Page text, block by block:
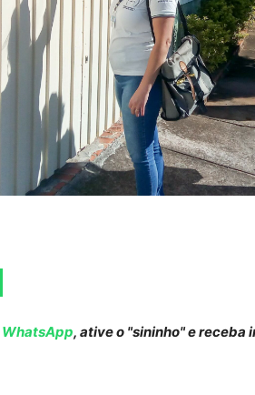
WhatsApp, ative o "sininho" e receba